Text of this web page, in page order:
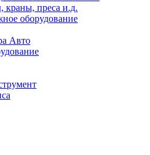
краны, преса и.д.
оборудование
Авто